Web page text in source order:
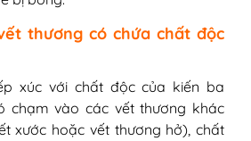
thương có chứa chất độc
xúc với chất độc của kiến ba
chạm vào các vết thương khác
xước hoặc vết thương hở), chất